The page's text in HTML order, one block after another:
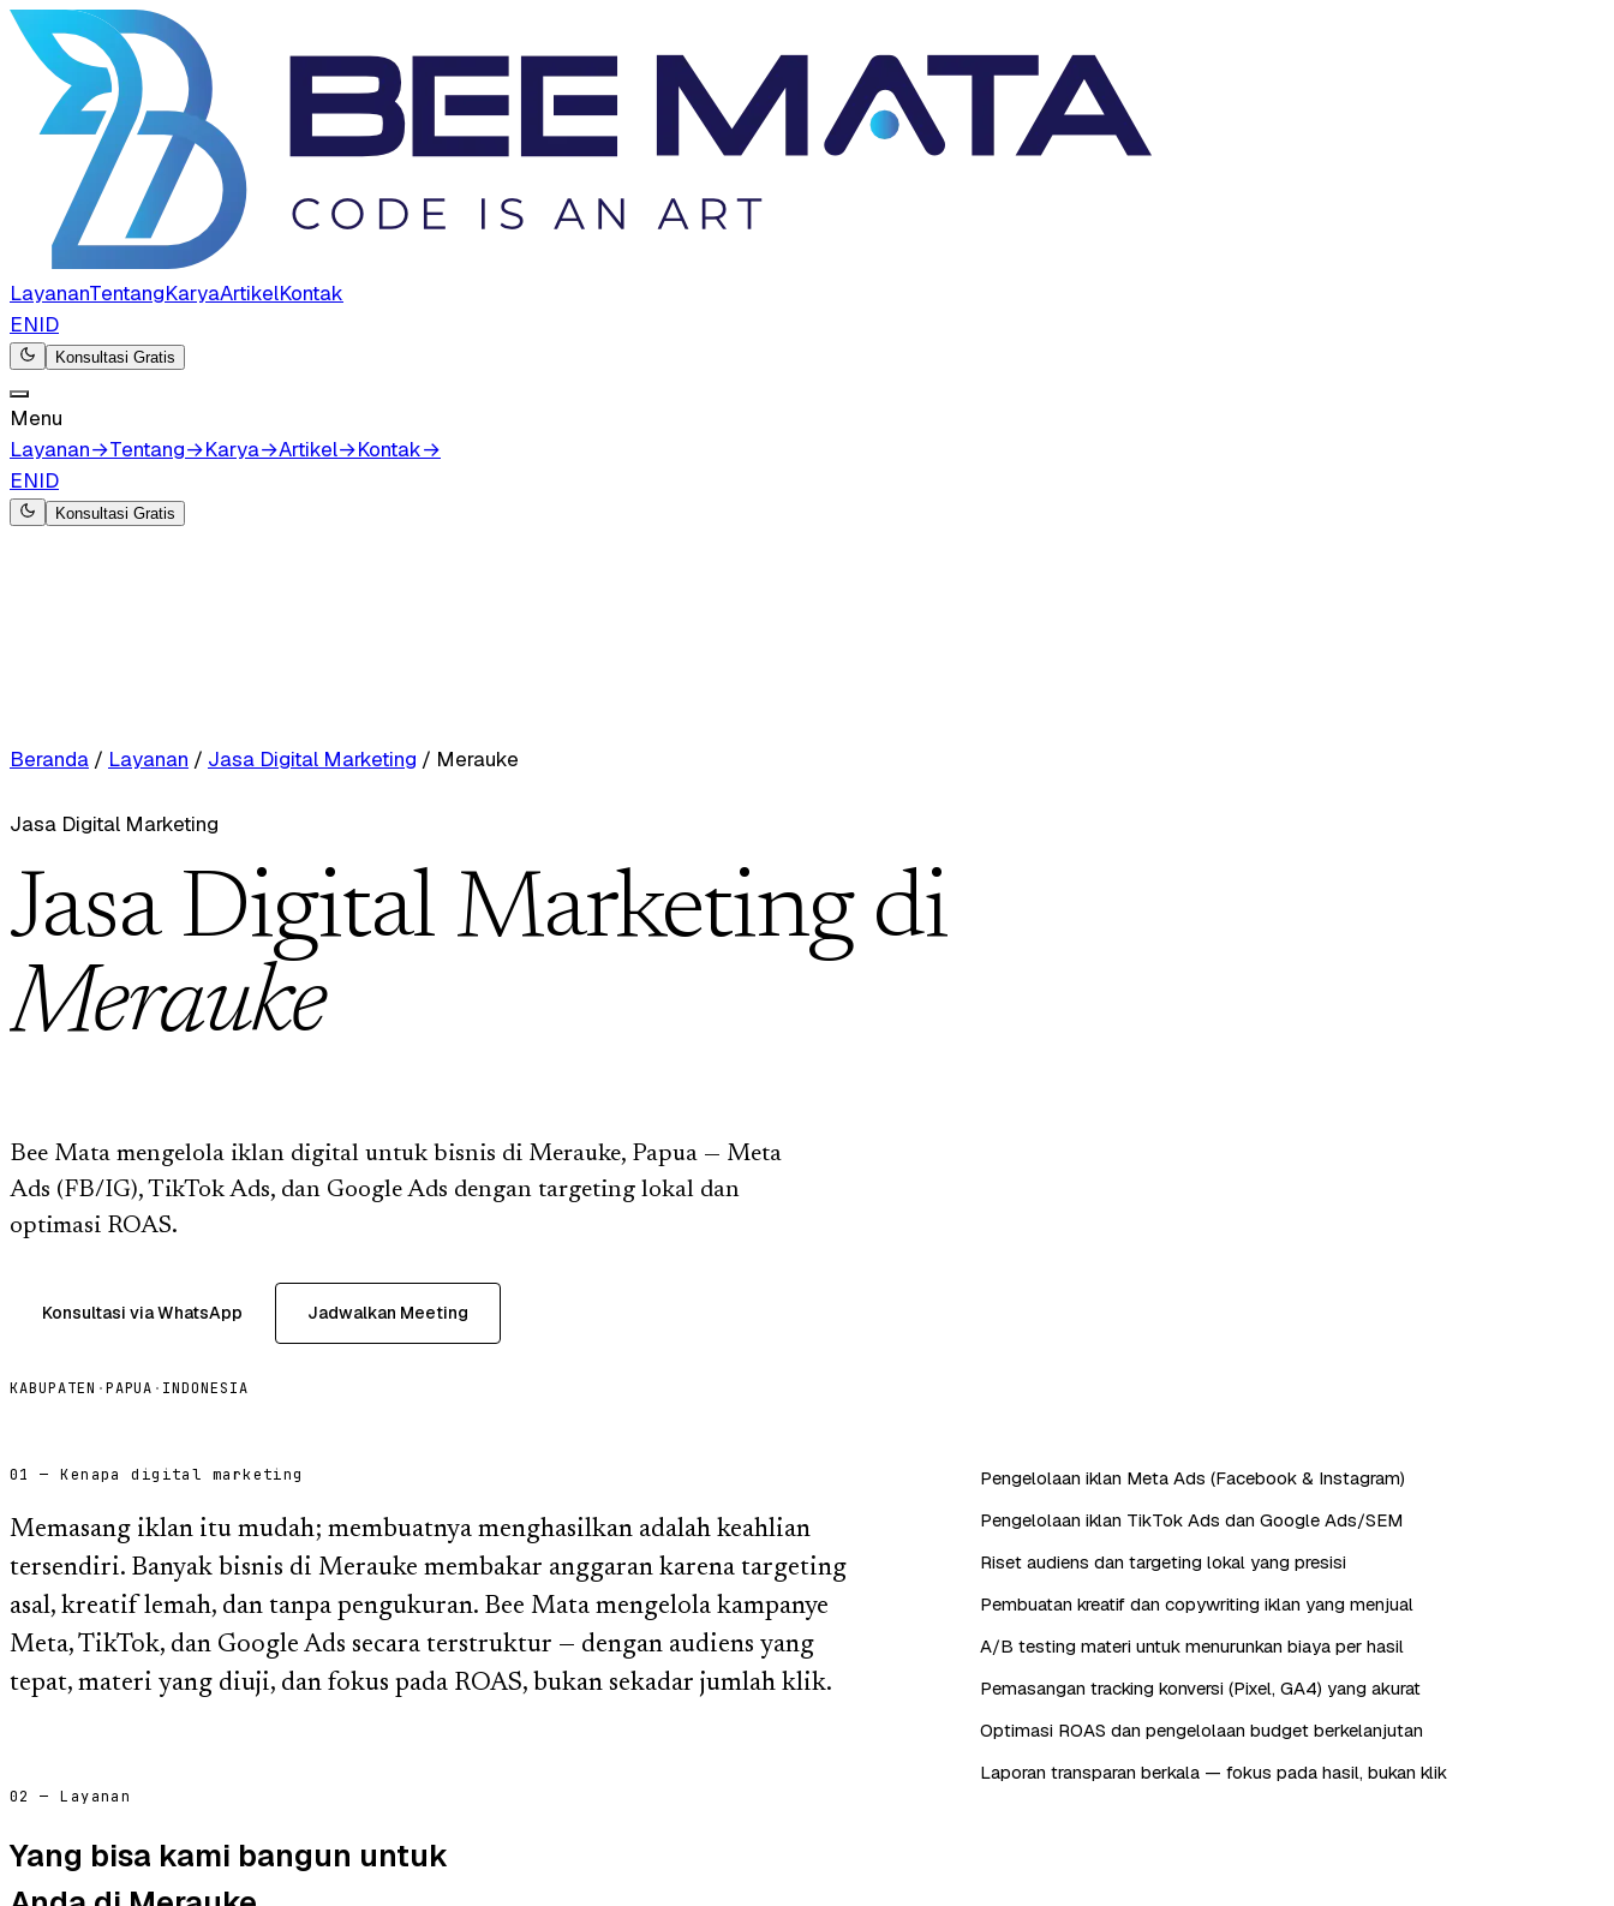
LayananTentangKaryaArtikelKontak
ENID
Konsultasi Gratis
Menu
Layanan→Tentang→Karya→Artikel→Kontak→
ENID
Konsultasi Gratis
Beranda / Layanan / Jasa Digital Marketing / Merauke
Jasa Digital Marketing
Jasa Digital Marketing di
Merauke
Bee Mata mengelola iklan digital untuk bisnis di Merauke, Papua — Meta
Ads (FB/IG), TikTok Ads, dan Google Ads dengan targeting lokal dan
optimasi ROAS.
Konsultasi via WhatsApp Jadwalkan Meeting
KABUPATEN ·PAPUA · INDONESIA
01 — Kenapa digital marketing
Memasang iklan itu mudah; membuatnya menghasilkan adalah keahlian
tersendiri. Banyak bisnis di Merauke membakar anggaran karena targeting
asal, kreatif lemah, dan tanpa pengukuran. Bee Mata mengelola kampanye
Meta, TikTok, dan Google Ads secara terstruktur — dengan audiens yang
tepat, materi yang diuji, dan fokus pada ROAS, bukan sekadar jumlah klik.
Pengelolaan iklan Meta Ads (Facebook & Instagram)
Pengelolaan iklan TikTok Ads dan Google Ads/SEM
Riset audiens dan targeting lokal yang presisi
Pembuatan kreatif dan copywriting iklan yang menjual
A/B testing materi untuk menurunkan biaya per hasil
Pemasangan tracking konversi (Pixel, GA4) yang akurat
Optimasi ROAS dan pengelolaan budget berkelanjutan
Laporan transparan berkala — fokus pada hasil, bukan klik
02 — Layanan
Yang bisa kami bangun untuk